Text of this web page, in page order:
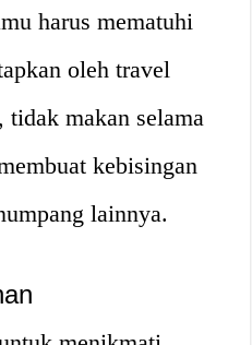
harus mematuhi
oleh travel
makan selama
kebisingan
lainnya.